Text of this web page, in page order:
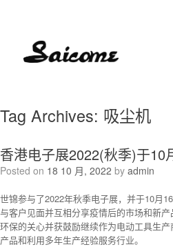
Tag Archives: 吸尘机
香港电子展2022(秋季)于10
Posted on 18 10 月, 2022 by admin
世锦参与了2022年秋季电子展，并于10月
与客户见面并互相分享疫情后的市场和新
环保的关心并获鼓励继续作为电动工具生
产品和利用多年生产经验服务行业。